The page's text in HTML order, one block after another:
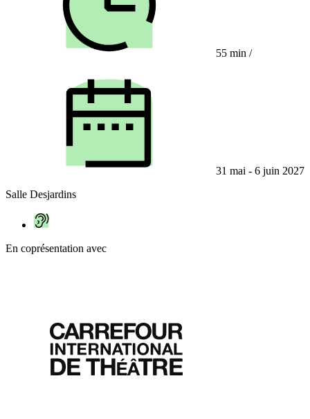
55 min /
31 mai - 6 juin 2027
Salle Desjardins
En coprésentation avec